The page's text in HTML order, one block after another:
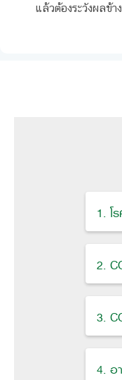
แล้วต้องระวังผลข้า
1. โ
2.
3.
4. อ